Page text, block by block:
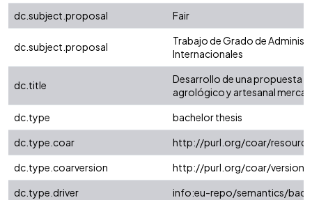
dc.subject.proposal
Fair
dc.subject.proposal
Trabajo de Grado de
Internacionales
dc.title
Desarrollo de una propuesta
agrológico y artesanal
dc.type
bachelor thesis
dc.type.coar
http://purl.org/coar/
dc.type.coarversion
http://purl.org/coar/
dc.type.driver
info:eu-repo/semantics/